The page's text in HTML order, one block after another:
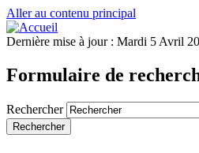
Aller au contenu principal
Dernière mise à jour : Mardi 5 Avril
Formulaire de
Rechercher